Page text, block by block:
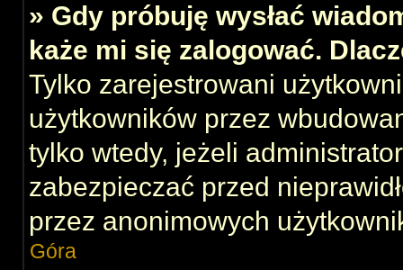
» Gdy próbuję wysłać
każe mi się zalogować.
Tylko zarejestrowani
użytkowników przez
tylko wtedy, jeżeli
zabezpieczać przed
przez anonimowych
Góra